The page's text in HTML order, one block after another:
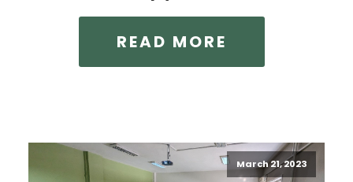
READ MORE
March 21, 2023